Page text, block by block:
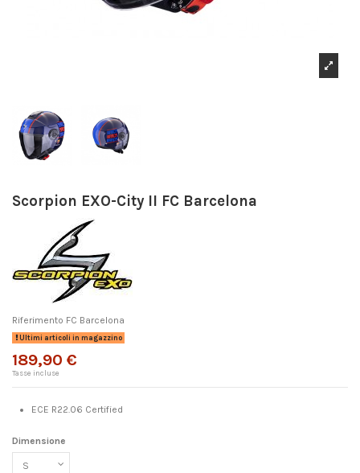
Scorpion EXO-City II FC Barcelona
Riferimento FC Barcelona
Ultimi articoli in magazzino
189,90 €
Tasse incluse
ECE R22.06 Certified
Dimensione